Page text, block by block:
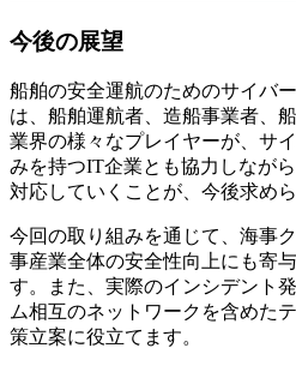
今後の展望
船舶の安全運航のためのサイバ
は、船舶運航者、造船事業者、
業界の様々なプレイヤーが、サ
みを持つIT企業とも協力しなが
対応していくことが、今後求め
今回の取り組みを通じて、海事
事産業全体の安全性向上にも寄
す。また、実際のインシデント
ム相互のネットワークを含めた
策立案に役立てます。